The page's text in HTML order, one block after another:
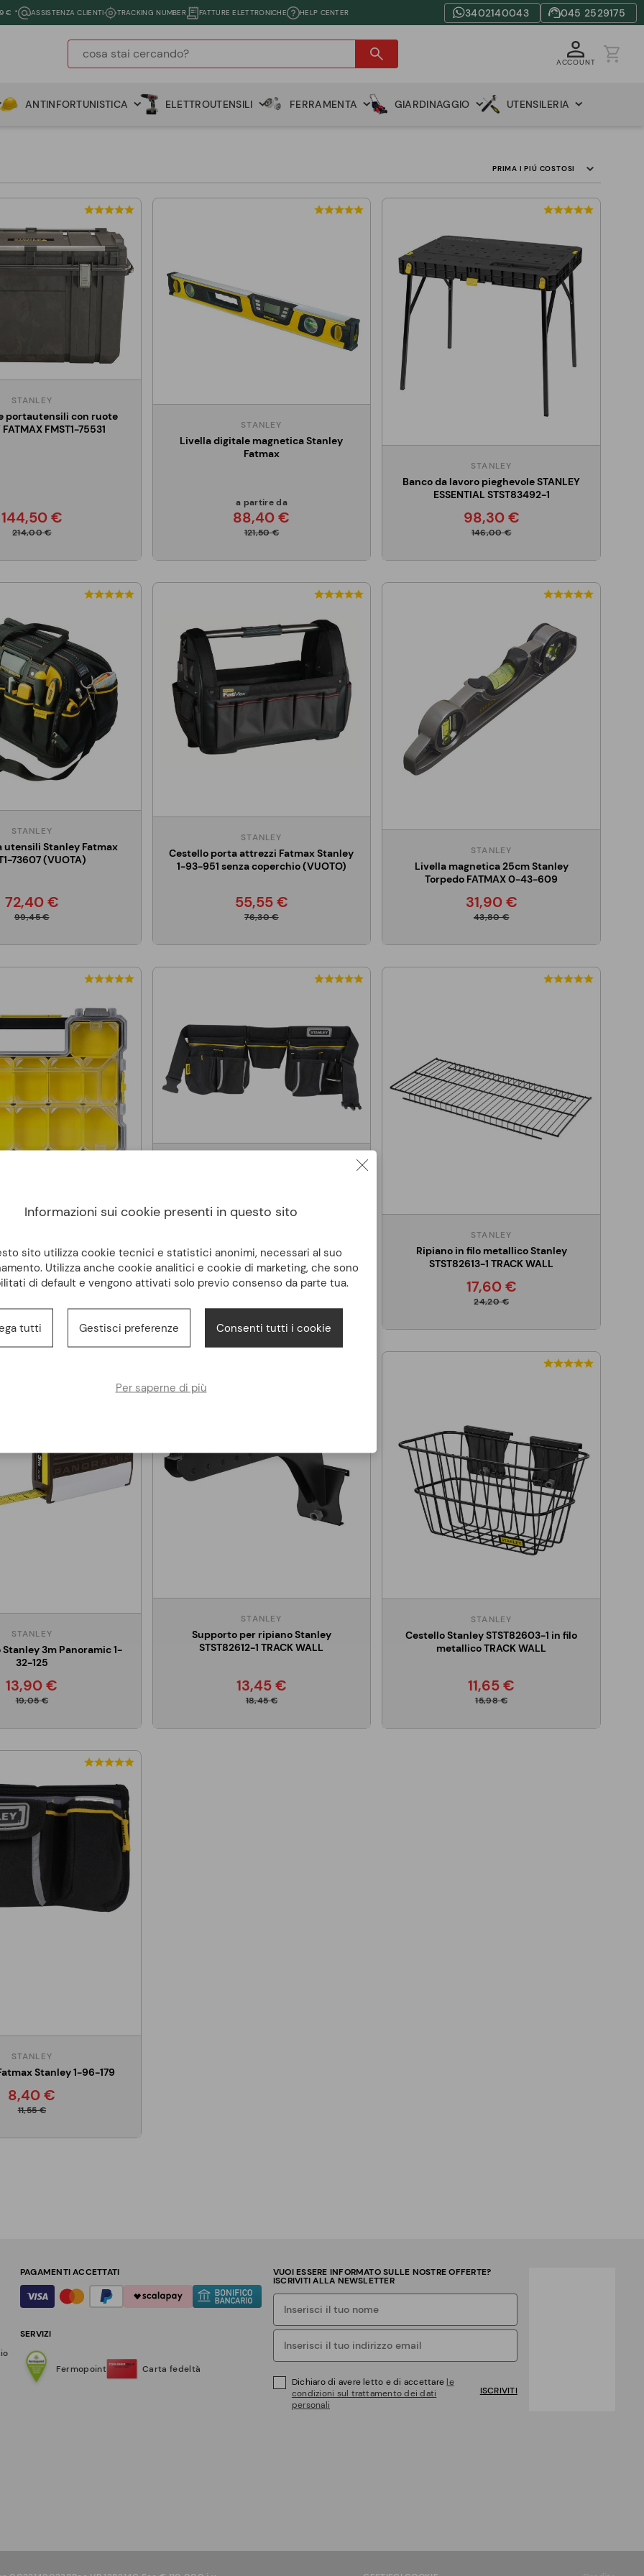
€ * ASSISTENZA CLIENTI TRACKING NUMBER FATTURE ELETTRONICHE HELP CENTER 3402140043 045 2529175
ACCOUNT
ANTINFORTUNISTICA ELETTROUTENSILI FERRAMENTA GIARDINAGGIO UTENSILERIA
STANLEY
portautensili con ruote
FATMAX FMST1-75531
144,50 €
214,00 €
STANLEY
Livella digitale magnetica Stanley
Fatmax
a partire da
88,40 €
121,50 €
STANLEY
Banco da lavoro pieghevole STANLEY
ESSENTIAL STST83492-1
98,30 €
146,00 €
STANLEY
utensili Stanley Fatmax
73607 (VUOTA)
72,40 €
99,45 €
STANLEY
Cestello porta attrezzi Fatmax Stanley
1-93-951 senza coperchio (VUOTO)
55,55 €
76,30 €
STANLEY
Livella magnetica 25cm Stanley
Torpedo FATMAX 0-43-609
31,90 €
43,80 €
STANLEY
bassa)
27,20 € 22,30 €
STANLEY
Ripiano in filo metallico Stanley
STST82613-1 TRACK WALL
17,60 €
24,20 €
STANLEY
3m Panoramic 1-
32-125
13,90 €
19,05 €
STANLEY
Supporto per ripiano Stanley
STST82612-1 TRACK WALL
13,45 €
18,45 €
STANLEY
Cestello Stanley STST82603-1 in filo
metallico TRACK WALL
11,65 €
15,98 €
STANLEY
Stanley 1-96-179
8,40 €
11,55 €
PAGAMENTI ACCETTATI
SERVIZI
Fermopoint Carta fedeltà
VUOI ESSERE INFORMATO SULLE NOSTRE OFFERTE?
ISCRIVITI ALLA NEWSLETTER
Dichiaro di avere letto e di accettare le
condizioni sul trattamento dei dati
personali
ISCRIVITI
Informazioni sui cookie presenti in questo sito
sito utilizza cookie tecnici e statistici anonimi, necessari al suo
Utilizza anche cookie analitici e cookie di marketing, che sono
di default e vengono attivati solo previo consenso da parte tua.
tutti Gestisci preferenze Consenti tutti i cookie
Per saperne di più